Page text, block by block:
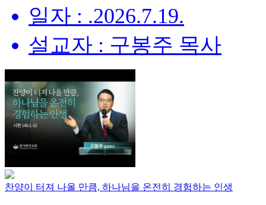
일자 : .2026.7.19.
설교자 : 구봉주 목사
찬양이 터져 나올 만큼, 하나님을 온전히 경험하는 인생